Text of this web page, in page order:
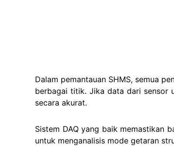
Dalam pemantauan SHMS, semua
berbagai titik. Jika data dari sensor
secara akurat.
Sistem DAQ yang baik memastikan
untuk menganalisis mode getaran